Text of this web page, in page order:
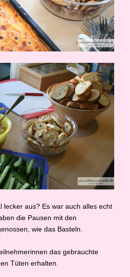
lecker aus? Es war auch alles echt
die Pausen mit den
wie das Basteln.
das gebrauchte
Tüten erhalten.